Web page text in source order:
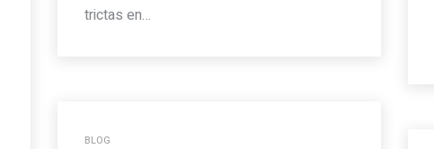
trictas en…
BLOG